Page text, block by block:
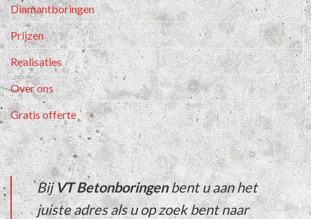
Diamantboringen
Prijzen
Realisaties
Over ons
Gratis offerte
BijVT Betonboringenbent u aan het
juiste adres als u op zoek bent naar